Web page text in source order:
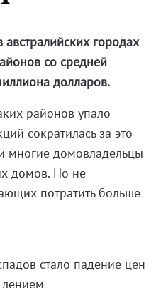
городах
со средней
долларов.
районов упало
сократилась за это
многие домовладельцы
домов. Но не
потратить больше
стало падение цен